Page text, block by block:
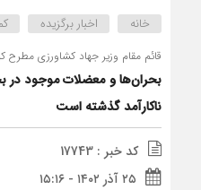
خانه اخبار برگزیده
قائم مقام وزیر جهاد کشاورزی مطرح
بحران‌ها و معضلات موجود در
ناکارآمد گذشته است
کد خبر : 17743
۲۵ آذر ۱۴۰۲ - ۱۵:۱۶